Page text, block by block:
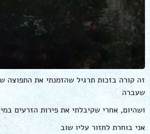
זה קורה בזכות תרגיל שהזמנתי את התפוצה
שעברה
ושהיום, אחרי שקיבלתי את פירות הזרעים
אני בוחרת לחזור עליו שוב